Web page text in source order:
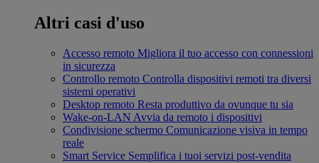
Altri casi d'uso
Accesso remoto Migliora il tuo accesso con connessioni
in sicurezza
Controllo remoto Controlla dispositivi remoti tra diversi
sistemi operativi
Desktop remoto Resta produttivo da ovunque tu sia
Wake-on-LAN Avvia da remoto i dispositivi
Condivisione schermo Comunicazione visiva in tempo
reale
Smart Service Semplifica i tuoi servizi post-vendita